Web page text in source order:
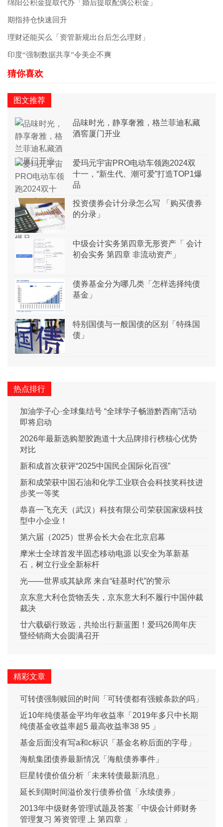
绵阳公积金提取代办「婚后提取配偶公积金」
期指持仓快速回升
理财还能买么「资管新规出台后怎么理财」
印度“强制数据共享”令美企不爽
图文推荐
品味时光，静享奢雅，格兰菲迪私藏
酒窖厦门开业
爱玛元宇宙PRO电动车领跑2024双
十一，“新生代、潮可爱”打造TOP1爆
品
投资债券会计分录怎么写 「购买债券
的分录」
中级会计实务第四章无形资产「 会计
初会实务 第四章 非流动资产」
债券基金分为哪几类「怎样选择纯债
基金」
特别国债与一般国债的区别「特殊国
债」
热点排行
加油学子心·全球集结号 “全球学子畅游黔西南”活动
即将启动
2026年最新选购塑胶跑道十大品牌排行榜核心优势
对比
新和成首次获评“2025中国民企国际化百强”
新和成荣获中国石油和化学工业联合会科技奖科技进
步奖一等奖
恭喜一飞充天（武汉）科技有限公司荣获国家级科技
型中小企业！
第六届（2025）世界会长大会在北京启幕
摩米士全球首发半固态移动电源 以安全为革新基
石，树立行业全新标杆
光——世界或其缺席 来自“硅基时代”的警示
京东意大利仓货物丢失，京东意大利不履行中国仲裁
裁决
廿六载砺行致远，共绘出行新蓝图！爱玛26周年庆
暨经销商大会圆满召开
精彩文章
可转债强制赎回的时间「可转债都有强赎条款的吗」
近10年纯债基金平均年收益率「2019年多只中长期
纯债基金收益率超5 最高收益率38 95 」
基金后面没有写a和c标识「基金名称后面的字母」
海航集团债券最新情况「海航债券事件」
巨星转债价值分析「未来转债最新消息」
延长到期时间溢价发行债券价值「永续债券」
2013年中级财务管理试题及答案「中级会计师财务
管理复习 筹资管理 上 第四章 」